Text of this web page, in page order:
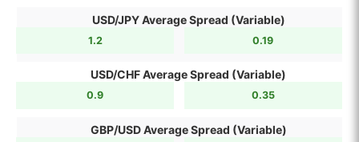
USD/JPY Average Spread (Variable)
1.2 0.19
USD/CHF Average Spread (Variable)
0.9 0.35
GBP/USD Average Spread (Variable)